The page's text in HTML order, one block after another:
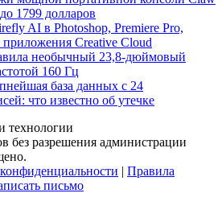
1799 долларов
AI в Photoshop, Premiere Pro,
Creative Cloud
необычный 23,8-дюймовый
160 Гц
база данных с 24
что известно об утечке
технологии
без разрешения администрации
| Правила
письмо